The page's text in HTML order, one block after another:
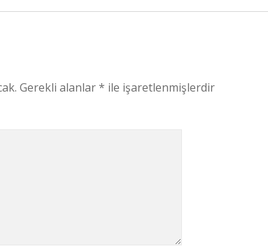
Gerekli alanlar* ile işaretlenmişlerdir